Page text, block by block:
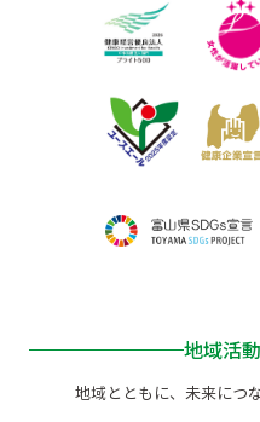
地域活
地域とともに、未来につ